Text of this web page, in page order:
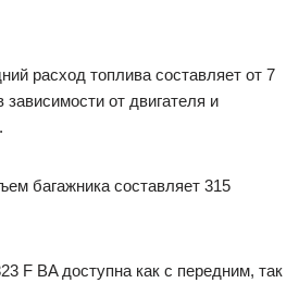
расход топлива составляет от 7
от двигателя и
багажника составляет 315
F BA доступна как с передним, так